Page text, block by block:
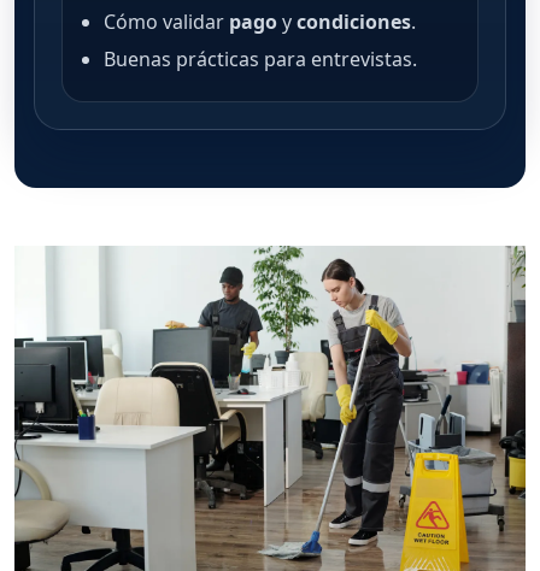
Cómo validar pagoycondiciones.
Buenas prácticas para entrevistas.